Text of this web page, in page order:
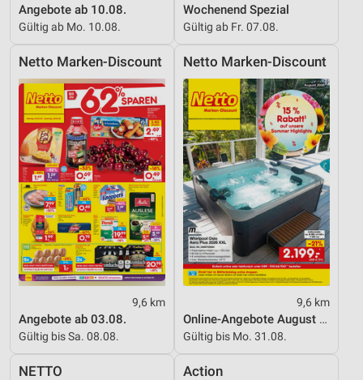
Angebote ab 10.08.
Gültig ab Mo. 10.08.
Wochenend Spezial
Gültig ab Fr. 07.08.
Netto Marken-Discount
9,6 km
Angebote ab 03.08.
Gültig bis Sa. 08.08.
Netto Marken-Discount
9,6 km
Online-Angebote August 2026
Gültig bis Mo. 31.08.
NETTO Action